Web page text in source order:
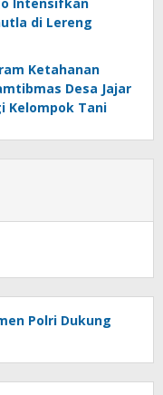
di Lereng
Ketahanan
Desa Jajar
Kelompok Tani
Polri Dukung